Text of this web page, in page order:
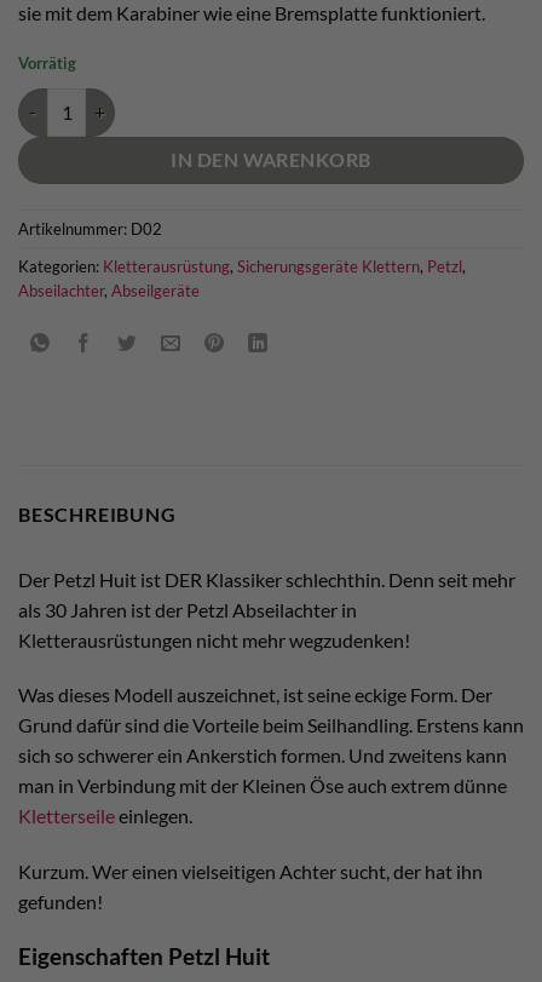
sie mit dem Karabiner wie eine Bremsplatte funktioniert.
Vorrätig
Petzl Huit Menge
IN DEN WARENKORB
Artikelnummer: D02
Kategorien: Kletterausrüstung, Sicherungsgeräte Klettern, Petzl,
Abseilachter, Abseilgeräte
BESCHREIBUNG
Der Petzl Huit ist DER Klassiker schlechthin. Denn seit mehr
als 30 Jahren ist der Petzl Abseilachter in
Kletterausrüstungen nicht mehr wegzudenken!
Was dieses Modell auszeichnet, ist seine eckige Form. Der
Grund dafür sind die Vorteile beim Seilhandling. Erstens kann
sich so schwerer ein Ankerstich formen. Und zweitens kann
man in Verbindung mit der Kleinen Öse auch extrem dünne
Kletterseileeinlegen.
Kurzum. Wer einen vielseitigen Achter sucht, der hat ihn
gefunden!
Eigenschaften Petzl Huit